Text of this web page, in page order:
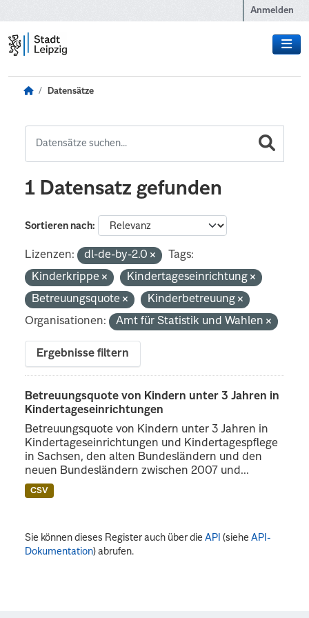
Anmelden
Datensätze
1 Datensatz gefunden
Sortieren nach
Lizenzen: dl-de-by-2.0
Tags:
Kinderkrippe
Kindertageseinrichtung
Betreuungsquote
Kinderbetreuung
Organisationen:
Amt für Statistik und Wahlen
Ergebnisse filtern
Betreuungsquote von Kindern unter 3 Jahren in
Kindertageseinrichtungen
Betreuungsquote von Kindern unter 3 Jahren in
Kindertageseinrichtungen und Kindertagespflege
in Sachsen, den alten Bundesländern und den
neuen Bundesländern zwischen 2007 und...
CSV
Sie können dieses Register auch über dieAPI (sieheAPI-
Dokumentation) abrufen.